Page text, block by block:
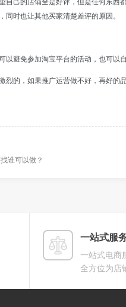
自己的店铺全是好评，但是任何东
时也让其他买家清楚差评的原因。
以避免参加淘宝平台的活动，也可以
烈的，如果推广运营做不好，再好
谁可以做？
一站式服
一站式电商
全方位为店